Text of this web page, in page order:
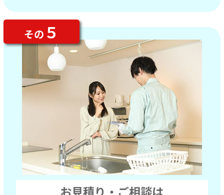
お見積り・ご相談は
その ５